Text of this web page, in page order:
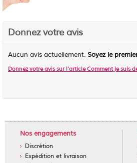
Donnez votre avis
Aucun avis actuellement. Soyez le
Donnez votre avis sur l'articleComment je suis
Nos engagements
Discrétion
Expédition et livraison